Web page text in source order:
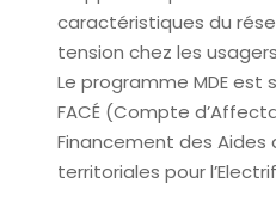
caractéristiques du
tension chez les
Le programme MDE est
FACÉ (Compte
Financement des Aides
territoriales pour